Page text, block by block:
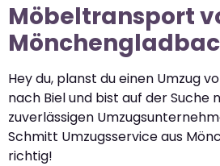
Möbeltransport
Hey du, planst du einen Umzug
nach Biel und bist auf der Suche
zuverlässigen
Schmitt Umzugsservice aus
richtig!